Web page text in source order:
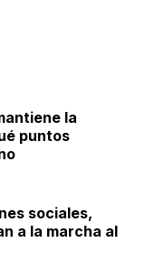
la
puntos
sociales,
a la marcha al